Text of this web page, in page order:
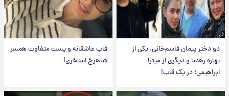
دو دختر پیمان قاسم‌خانی، یکی از
بهاره رهنما و دیگری از میترا
ابراهیمی؛ در یک قاب!
قاب عاشقانه و پست متفاوت همسر
شاهرخ استخری!